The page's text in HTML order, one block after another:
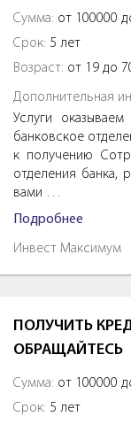
Сумма: от 100000
Срок: 5 лет
Возраст: от 19 до
Дополнительная
Услуги
банковское
к получению
отделения банка,
вами …
Подробнее
Инвест Максимум
ПОЛУЧИТЬ
ОБРАЩАЙТЕСЬ
Сумма: от 100000
Срок: 5 лет